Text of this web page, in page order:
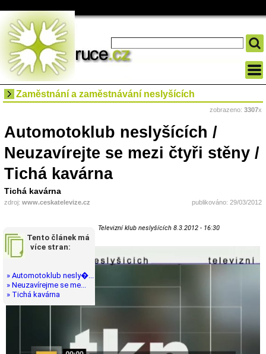
Zaměstnání a zaměstnávání neslyšících
zobrazeno: 3307x
Automotoklub neslyšících /
Neuzavírejte se mezi čtyři stěny /
Tichá kavárna
Tichá kavárna
zdroj: www.ceskatelevize.cz publikováno: 29/03/2012
Tento článek má
více stran:
» Automotoklub nesly�...
» Neuzavírejme se me...
» Tichá kavárna
Televizní klub neslyšících 8.3.2012 - 16:30